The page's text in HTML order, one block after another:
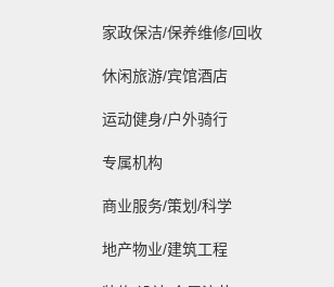
家政保洁/保养维修/回收
休闲旅游/宾馆酒店
运动健身/户外骑行
专属机构
商业服务/策划/科学
地产物业/建筑工程